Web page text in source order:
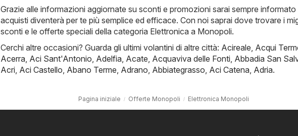
Grazie alle informazioni aggiornate su sconti e promozioni sarai sempre
acquisti diventerà per te più semplice ed efficace. Con noi saprai dove trovare i
sconti e le offerte speciali della categoria Elettronica a Monopoli.
Cerchi altre occasioni? Guarda gli ultimi volantini di altre città: Acireale Acqui
Acerra Aci Sant'Antonio Adelfia Acate Acquaviva delle Fonti Abbadia San
Acri Aci Castello Abano Terme Adrano Abbiategrasso Aci Catena Adria.
Pagina iniziale Offerte Monopoli Elettronica Monopoli